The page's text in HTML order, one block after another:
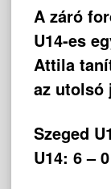
A záró
U14-es
Attila
az utolsó
Szeged
U14: 6 –